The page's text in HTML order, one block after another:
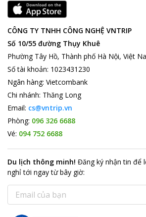
CÔNG TY TNHH CÔNG NGHỆ VNTRIP
Số 10/55 đường Thụy Khuê
Phường Tây Hồ, Thành phố Hà Nội, Việt
Số tài khoản: 1023431230
Ngân hàng: Vietcombank
Chi nhánh: Thăng Long
Email: cs@vntrip.vn
Phòng: 096 326 6688
Vé: 094 752 6688
Du lịch thông minh! Đăng ký nhận tin để
nghỉ tới ngay từ bây giờ: